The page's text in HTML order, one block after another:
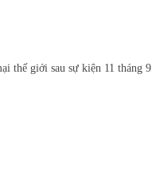
thế giới sau sự kiện 11 tháng 9.